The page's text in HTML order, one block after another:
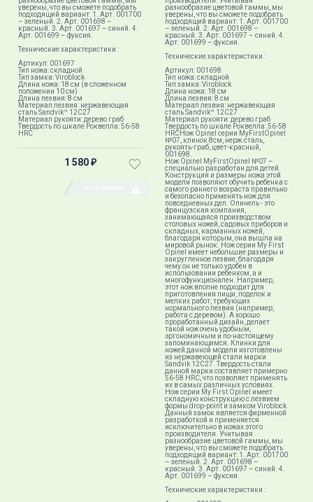
уверены, что вы сможете подобрать
подходящий вариант: 1. Арт. 001700
– зеленый. 2. Арт. 001698 –
красный. 3. Арт. 001697 – синий. 4.
Арт. 001699 – фуксия.
Технические характеристики :
Артикул: 001697
Тип ножа: складной
Тип замка: Viroblock
Длина ножа: 18 см (в сложенном
положении 10 см)
Длина лезвия: 8 см
Материал лезвия: нержавеющая
сталь Sandvik™ 12С27
Материал рукояти: дерево граб
Твердость по шкале Роквелла: 56-58
HRC
1 580 ₽
разнообразие цветовой гаммы, мы
уверены, что вы сможете подобрать
подходящий вариант: 1. Арт. 001700
– зеленый. 2. Арт. 001698 –
красный. 3. Арт. 001697 – синий. 4.
Арт. 001699 – фуксия.
Технические характеристики :
Артикул: 001698
Тип ножа: складной
Тип замка: Viroblock
Длина ножа: 18 см
Длина лезвия: 8 см
Материал лезвия: нержавеющая
сталь Sandvik™ 12С27
Материал рукояти: дерево граб
Твердость по шкале Роквелла: 56-58
HRCНож Opinel серии MyFirstOpinel
№07, клинок 8см, нерж.сталь,
рукоять-граб, цвет-красный,
001698.
Нож Opinel MyFirstOpinel №07 –
специально разработан для детей.
Конструкция и размеры ножа этой
модели позволяют обучить ребенка с
самого раннего возраста правильно
и безопасно применять нож для
повседневных дел. Опинель - это
французская компания,
занимающаяся производством
столовых ножей, садовых приборов и
складных, карманных ножей,
благодаря которым, она вышла на
мировой рынок. Нож серии My First
Opinel имеет небольшие размеры и
закругленное лезвие, благодаря
чему он не только удобен в
использовании ребенком, а и
многофункционален. Например,
этот нож вполне подходит для
приготовления пищи, поделок и
мелких работ, требующих
нормального лезвия (например,
работа с деревом). А хорошо
проработанный дизайн, делает
такой нож очень удобным,
эргономичным и по-настоящему
запоминающимся. Клинки для
ножей данной модели изготовлены
из нержавеющей стали марки
Sandvik 12C27. Твердость стали
данной марки составляет примерно
56-58 HRC, что позволяет применять
их в самых различных условиях.
Нож серии My First Opinel имеет
складную конструкцию с лезвием
формы drop-point и замком Viroblock.
Данный замок является фирменной
разработкой и применяется
исключительно в ножах этого
производителя. Учитывая
разнообразие цветовой гаммы, мы
уверены, что вы сможете подобрать
подходящий вариант: 1. Арт. 001700
– зеленый. 2. Арт. 001698 –
красный. 3. Арт. 001697 – синий. 4.
Арт. 001699 – фуксия.
Технические характеристики :